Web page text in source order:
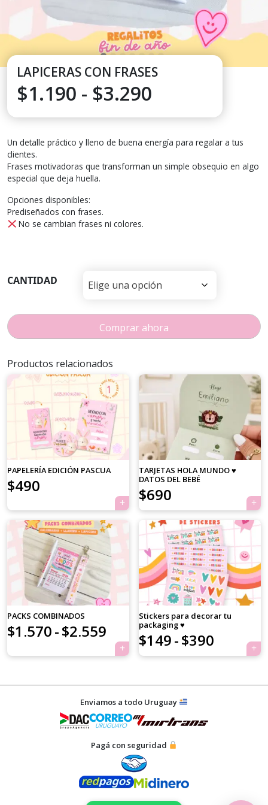
LAPICERAS CON FRASES
$1.190 - $3.290
de
precios:
desde
Un detalle práctico y lleno de buena energía para regalar a tus
clientes.
Frases motivadoras que transforman un simple obsequio en algo
especial que deja huella.
Opciones disponibles:
Prediseñados con frases.
No se cambian frases ni colores.
CANTIDAD
Comprar ahora
Productos relacionados
PAPELERÍA EDICIÓN PASCUA
El
precio
original
$590.
$490
precio
actual
es:
$490.
TARJETAS HOLA MUNDO ♥
DATOS DEL BEBÉ
$690
PACKS COMBINADOS
$1.570-$2.559 Rango
de
desde
$1.570
hasta
$2.559
Stickers para decorar tu
packaging ♥
$149-$390 Rango
de
precios:
entradas
Enviamos a todo Uruguay
Pagá con seguridad
×
Tu carrito está vacío.
Agregá un producto y aparecerá acá